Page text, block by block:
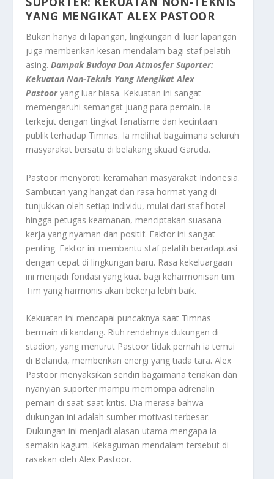
YANG MENGIKATALEX PASTOOR
Bukan hanya di lapangan, lingkungan di luar lapangan
juga memberikan kesan mendalam bagi staf pelatih
asing.Dampak Budaya Dan Atmosfer Suporter:
Kekuatan Non-Teknis Yang Mengikat Alex
Pastooryang luar biasa. Kekuatan ini sangat
memengaruhi semangat juang para pemain. Ia
terkejut dengan tingkat fanatisme dan kecintaan
publik terhadap Timnas. Ia melihat bagaimana seluruh
masyarakat bersatu di belakang skuad Garuda.
Pastoor menyoroti keramahan masyarakat Indonesia.
Sambutan yang hangat dan rasa hormat yang di
tunjukkan oleh setiap individu, mulai dari staf hotel
hingga petugas keamanan, menciptakan suasana
kerja yang nyaman dan positif. Faktor ini sangat
penting. Faktor ini membantu staf pelatih beradaptasi
dengan cepat di lingkungan baru. Rasa kekeluargaan
ini menjadi fondasi yang kuat bagi keharmonisan tim.
Tim yang harmonis akan bekerja lebih baik.
Kekuatan ini mencapai puncaknya saat Timnas
bermain di kandang. Riuh rendahnya dukungan di
stadion, yang menurut Pastoor tidak pernah ia temui
di Belanda, memberikan energi yang tiada tara. Alex
Pastoor menyaksikan sendiri bagaimana teriakan dan
nyanyian suporter mampu memompa adrenalin
pemain di saat-saat kritis. Dia merasa bahwa
dukungan ini adalah sumber motivasi terbesar.
Dukungan ini menjadi alasan utama mengapa ia
semakin kagum. Kekaguman mendalam tersebut di
rasakan olehAlex Pastoor.